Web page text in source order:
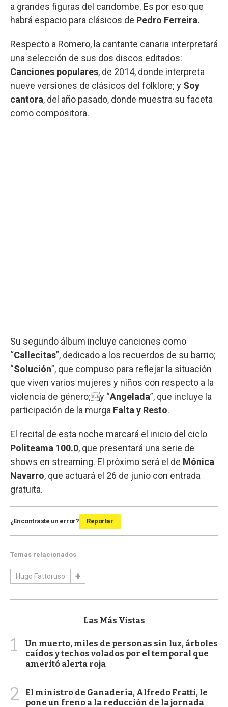
a grandes figuras del candombe. Es por eso que
habrá espacio para clásicos de Pedro Ferreira.
Respecto a Romero, la cantante canaria interpretará
una selección de sus dos discos editados:
Canciones populares, de 2014, donde interpreta
nueve versiones de clásicos del folklore; y Soy
cantora, del año pasado, donde muestra su faceta
como compositora.
Su segundo álbum incluye canciones como
“Callecitas”, dedicado a los recuerdos de su barrio;
“Solución”, que compuso para reflejar la situación
que viven varios mujeres y niños con respecto a la
violencia de género;y “Angelada”, que incluye la
participación de la murga Falta y Resto.
El recital de esta noche marcará el inicio del ciclo
Politeama 100.0, que presentará una serie de
shows en streaming. El próximo será el de Mónica
Navarro, que actuará el 26 de junio con entrada
gratuita.
¿Encontraste un error? Reportar
Temas relacionados
Hugo Fattoruso
Las Más Vistas
1
Un muerto, miles de personas sin luz, árboles
caídos y techos volados por el temporal que
ameritó alerta roja
2
El ministro de Ganadería, Alfredo Fratti, le
pone un freno a la reducción de la jornada